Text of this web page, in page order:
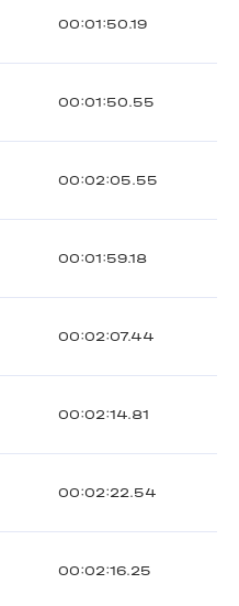
00:01:50.19
00:01:50.55
00:02:05.55
00:01:59.18
00:02:07.44
00:02:14.81
00:02:22.54
00:02:16.25